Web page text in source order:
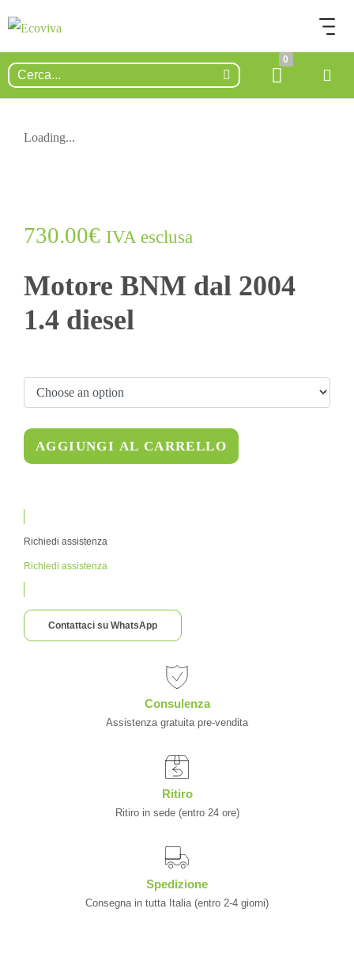
0
Loading...
730.00€ IVA esclusa
Motore BNM dal 2004
1.4 diesel
AGGIUNGI AL CARRELLO
Richiedi assistenza
Richiedi assistenza
Contattaci su WhatsApp
Consulenza
Assistenza gratuita pre-vendita
Ritiro
Ritiro in sede (entro 24 ore)
Spedizione
Consegna in tutta Italia (entro 2-4 giorni)